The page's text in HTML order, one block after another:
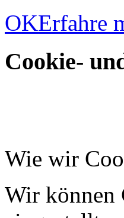
OKErfahre
Cookie-
Wie wir
Wir können